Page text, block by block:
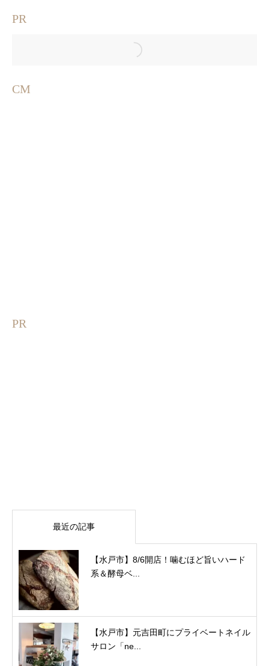
PR
CM
PR
最近の記事
【水戸市】8/6開店！噛むほど旨いハード
系＆酵母ベ...
【水戸市】元吉田町にプライベートネイル
サロン「ne...